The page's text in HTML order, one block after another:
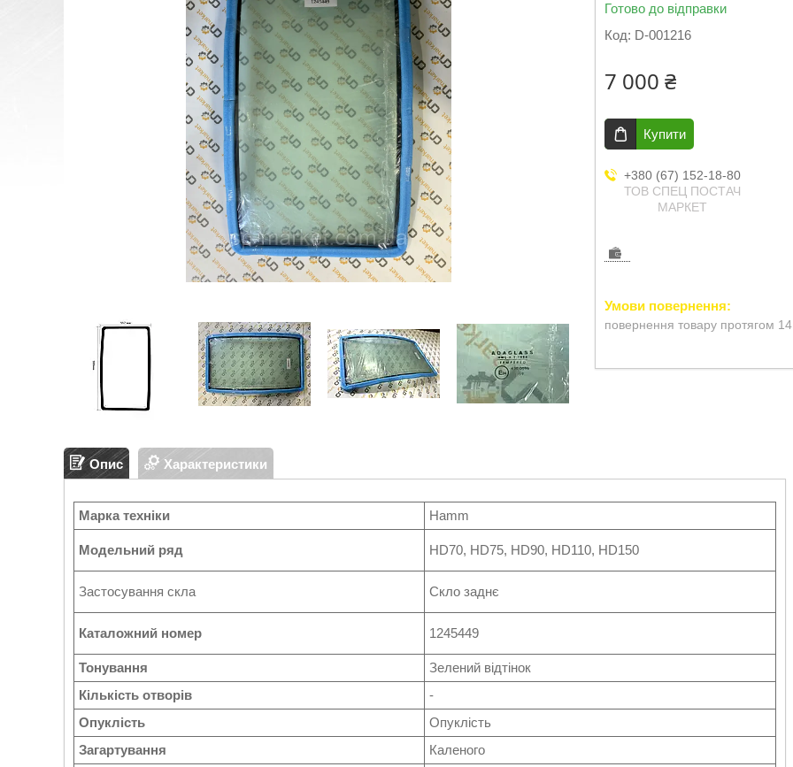
Готово до відправки
Код: D-001216
7 000 ₴
Купити
+380 (67) 152-18-80
ТОВ СПЕЦ ПОСТАЧ
МАРКЕТ
повернення товару протягом
Опис Характеристики
Марка техніки Hamm
Модельний ряд HD70, HD75, HD90, HD110, HD150
Застосування скла Скло заднє
Каталожний номер 1245449
Тонування
Зелений відтінок
Кількість отворів
-
Опуклість
Опуклість
Загартування
Каленого